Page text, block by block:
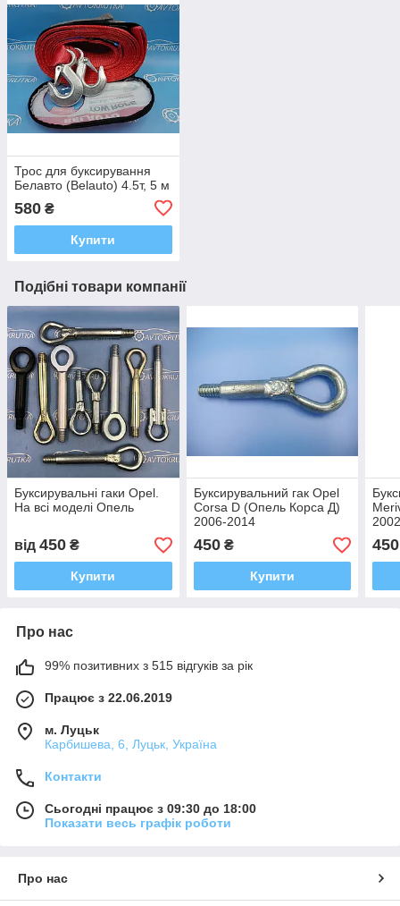
Трос для буксирування
Белавто (Belauto) 4.5т, 5 м
580 ₴
Купити
Подібні товари компанії
Буксирувальні гаки Opel.
На всі моделі Опель
від 450 ₴
Купити
Буксирувальний гак Opel
Corsa D (Опель Корса Д)
2006-2014
450₴
Купити
450
Про нас
99% позитивних з 515 відгуків за рік
Працює з 22.06.2019
м. Луцьк
Карбишева, 6, Луцьк, Україна
Контакти
Сьогодні працює з 09:30 до 18:00
Показати весь графік роботи
Про нас